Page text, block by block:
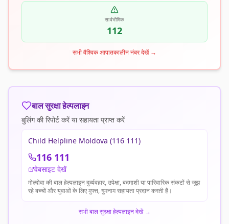
सार्वभौमिक
112
सभी वैश्विक आपातकालीन नंबर देखें→
बाल सुरक्षा हेल्पलाइन
बुलिंग की रिपोर्ट करें या सहायता प्राप्त करें
Child Helpline Moldova (116 111)
116 111
वेबसाइट देखें
मोल्दोवा की बाल हेल्पलाइन दुर्व्यवहार, उपेक्षा, बदमाशी या पारिवारिक संकटों से जूझ
रहे बच्चों और युवाओं के लिए मुफ्त, गुमनाम सहायता प्रदान करती है।
सभी बाल सुरक्षा हेल्पलाइन देखें→